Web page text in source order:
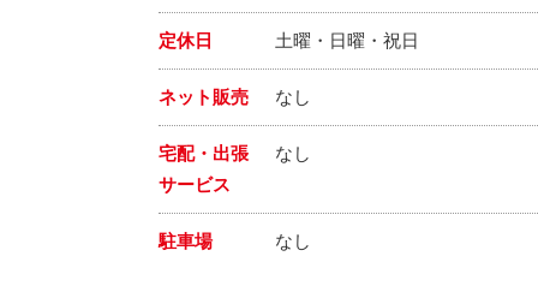
定休日 土曜・日曜・祝日
ネット販売 なし
宅配・出張
サービス
なし
駐車場 なし